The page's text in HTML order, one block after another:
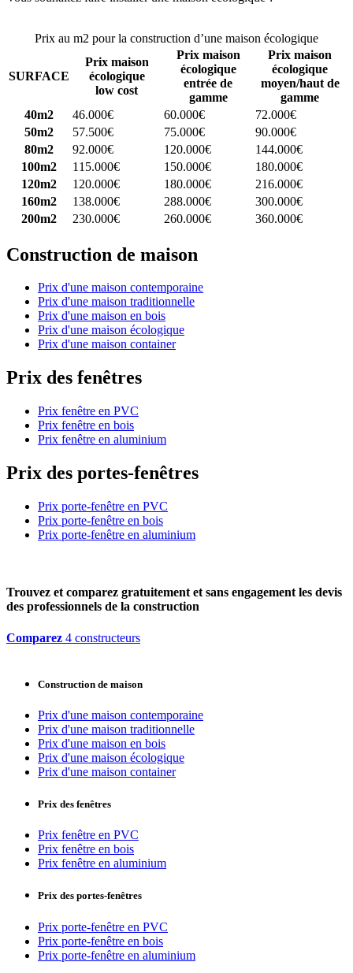
Prix au m2 pour la construction d’une maison écologique
SURFACE
Prix maison
écologique
low cost
Prix maison
écologique
entrée de
gamme
Prix maison
écologique
moyen/haut de
gamme
40m2
46.000€ 60.000€
72.000€
50m2
57.500€ 75.000€
90.000€
80m2
92.000€ 120.000€
144.000€
100m2
115.000€ 150.000€
180.000€
120m2
120.000€ 180.000€
216.000€
160m2
138.000€ 288.000€
300.000€
200m2
230.000€ 260.000€ 360.000€
Construction de maison
Prix d'une maison contemporaine
Prix d'une maison traditionnelle
Prix d'une maison en bois
Prix d'une maison écologique
Prix d'une maison container
Prix des fenêtres
Prix fenêtre en PVC
Prix fenêtre en bois
Prix fenêtre en aluminium
Prix des portes-fenêtres
Prix porte-fenêtre en PVC
Prix porte-fenêtre en bois
Prix porte-fenêtre en aluminium
Trouvez et comparez gratuitement et sans engagement les devis
des professionnels de la construction
Comparez 4 constructeurs
Construction de maison
Prix d'une maison contemporaine
Prix d'une maison traditionnelle
Prix d'une maison en bois
Prix d'une maison écologique
Prix d'une maison container
Prix des fenêtres
Prix fenêtre en PVC
Prix fenêtre en bois
Prix fenêtre en aluminium
Prix des portes-fenêtres
Prix porte-fenêtre en PVC
Prix porte-fenêtre en bois
Prix porte-fenêtre en aluminium